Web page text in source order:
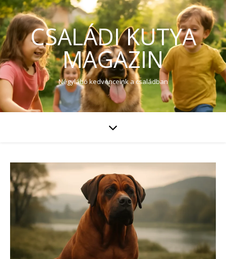
CSALÁDI KUTYA
MAGAZIN
Négylábó kedvenceink a családban